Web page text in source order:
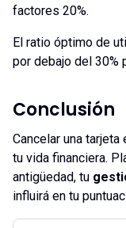
factores 20%.
El ratio óptimo de
por debajo del 30%
Conclusión
Cancelar una
tu vida financiera.
antigüedad, tu
influirá en tu